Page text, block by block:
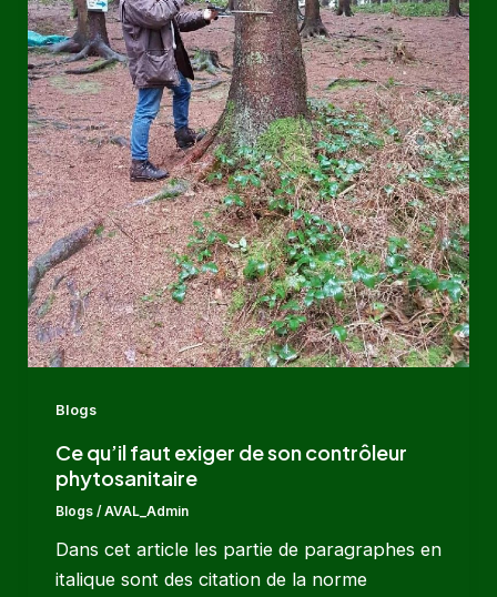
Blogs
Ce qu’il faut exiger de son contrôleur
phytosanitaire
Blogs/ AVAL_Admin
Dans cet article les partie de paragraphes en
italique sont des citation de la norme